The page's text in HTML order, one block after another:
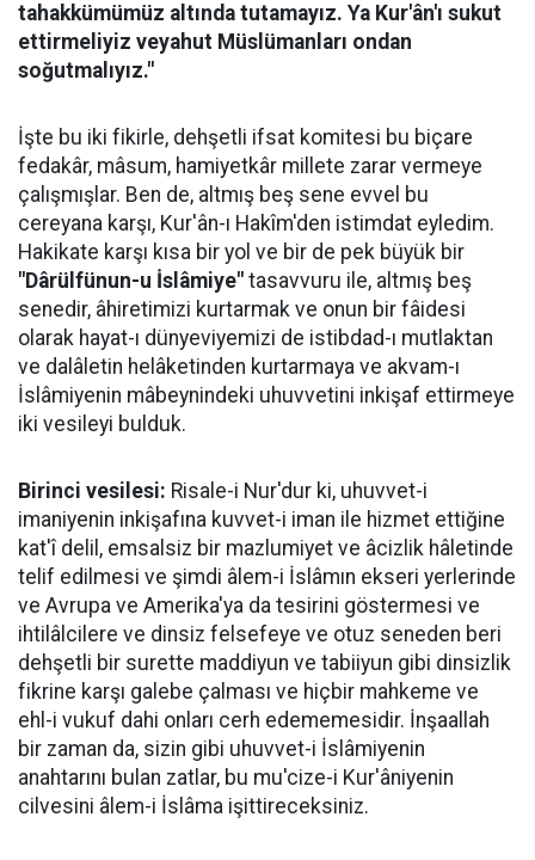
tahakkümümüz altında tutamayız. Ya Kur'ân'ı sukut
ettirmeliyiz veyahut Müslümanları ondan
soğutmalıyız."
İşte bu iki fikirle, dehşetli ifsat komitesi bu biçare
fedakâr, mâsum, hamiyetkâr millete zarar vermeye
çalışmışlar. Ben de, altmış beş sene evvel bu
cereyana karşı, Kur'ân-ı Hakîm'den istimdat eyledim.
Hakikate karşı kısa bir yol ve bir de pek büyük bir
"Dârülfünun-u İslâmiye" tasavvuru ile, altmış beş
senedir, âhiretimizi kurtarmak ve onun bir fâidesi
olarak hayat-ı dünyeviyemizi de istibdad-ı mutlaktan
ve dalâletin helâketinden kurtarmaya ve akvam-ı
İslâmiyenin mâbeynindeki uhuvvetini inkişaf ettirmeye
iki vesileyi bulduk.
Birinci vesilesi: Risale-i Nur'dur ki, uhuvvet-i
imaniyenin inkişafına kuvvet-i iman ile hizmet ettiğine
kat'î delil, emsalsiz bir mazlumiyet ve âcizlik hâletinde
telif edilmesi ve şimdi âlem-i İslâmın ekseri yerlerinde
ve Avrupa ve Amerika'ya da tesirini göstermesi ve
ihtilâlcilere ve dinsiz felsefeye ve otuz seneden beri
dehşetli bir surette maddiyun ve tabiiyun gibi dinsizlik
fikrine karşı galebe çalması ve hiçbir mahkeme ve
ehl-i vukuf dahi onları cerh edememesidir. İnşaallah
bir zaman da, sizin gibi uhuvvet-i İslâmiyenin
anahtarını bulan zatlar, bu mu'cize-i Kur'âniyenin
cilvesini âlem-i İslâma işittireceksiniz.